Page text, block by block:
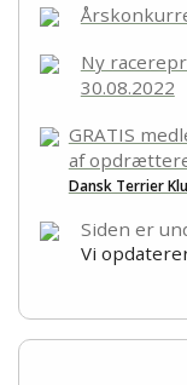
Ny
30.08.2022
GRATIS
af
Dansk Terrier
Siden er
Vi